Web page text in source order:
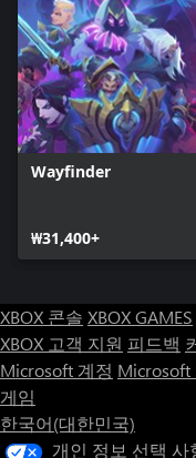
Wayfinder
₩31,400+
XBOX 콘솔 XBOX GAMES
XBOX 고객 지원 피드백
Microsoft 계정 Microsoft
게임
한국어(대한민국)
개인 정보 선택 사